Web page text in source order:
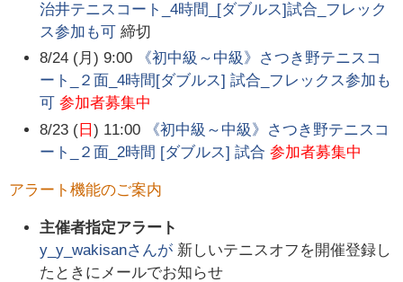
治井テニスコート_4時間_[ダブルス]試合_フレック
ス参加も可 締切
8/24 (月) 9:00
《初中級～中級》さつき野テニスコ
ート_２面_4時間[ダブルス] 試合_フレックス参加も
可 参加者募集中
8/23 ( 日) 11:00
《初中級～中級》さつき野テニスコ
ート_２面_2時間 [ダブルス] 試合 参加者募集中
アラート機能のご案内
主催者指定アラート
y_y_wakisanさんが 新しいテニスオフを開催登録し
たときにメールでお知らせ